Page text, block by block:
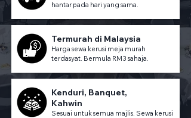
hantar pada hari yang sama.
Termurah di Malaysia
Harga sewa kerusi meja murah
terdasyat. Bermula RM3 sahaja.
Kenduri, Banquet,
Kahwin
Sesuai untuk semua majlis. Sewa kerusi